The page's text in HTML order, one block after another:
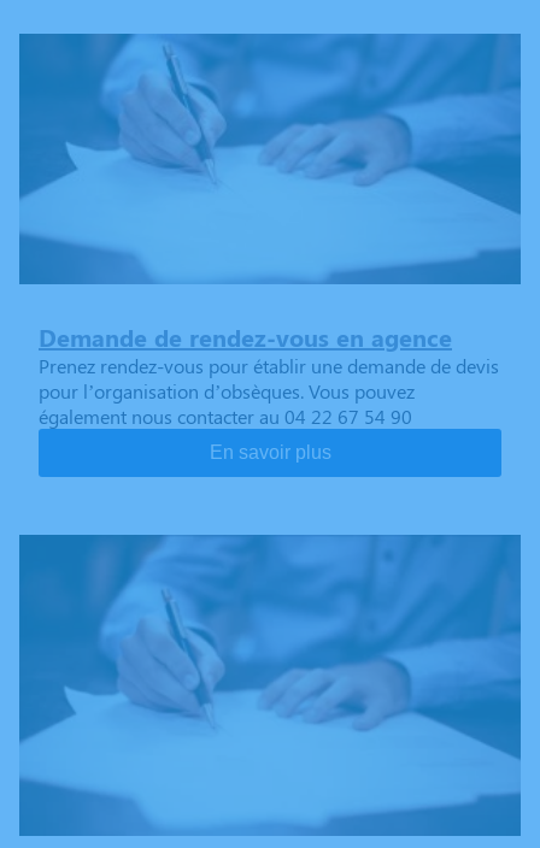
Demande de rendez-vous en agence
Prenez rendez-vous pour établir une demande de devis
pour l’organisation d’obsèques. Vous pouvez
également nous contacter au 04 22 67 54 90
En savoir plus